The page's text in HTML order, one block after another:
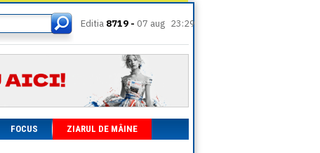
Editia 8719 - 07 aug 23:29
FOCUS ZIARUL DE MÂINE